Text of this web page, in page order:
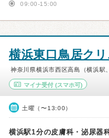
09:00-15:00
横浜東口鳥居クリ
神奈川県横浜市西区高島（横浜駅
マイナ受付 (スマホ可)
土曜（〜13:00）
横浜駅1分の皮膚科・泌尿器